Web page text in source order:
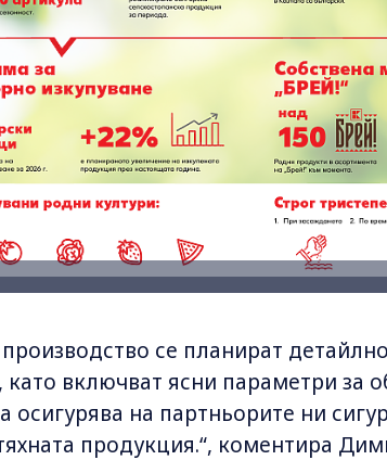
се планират
като включват ясни параметри за
осигурява на партньорите ни
продукция.“, коментира